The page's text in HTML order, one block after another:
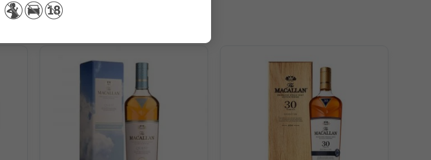
hương thơm đầu tiên ập vào khứu giác. Ngay khi vừa bật mở bạn sẽ bị hớp hồn với sự có
sồi cùng ấm áp của quế và gừng; sau cùng là sự tươi tắn của vani và cam quýt. Lan tràn khắp
tương tự